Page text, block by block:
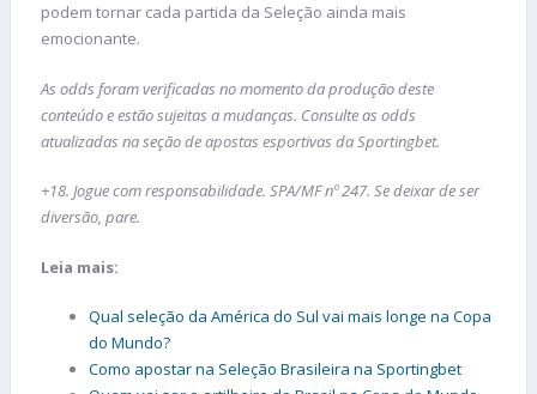
podem tornar cada partida da Seleção ainda mais
emocionante.
As odds foram verificadas no momento da produção deste
conteúdo e estão sujeitas a mudanças. Consulte as odds
atualizadas na seção de apostas esportivas da Sportingbet.
+18. Jogue com responsabilidade. SPA/MF nº 247. Se deixar de ser
diversão, pare.
Leia mais:
Qual seleção da América do Sul vai mais longe na Copa
do Mundo?
Como apostar na Seleção Brasileira na Sportingbet